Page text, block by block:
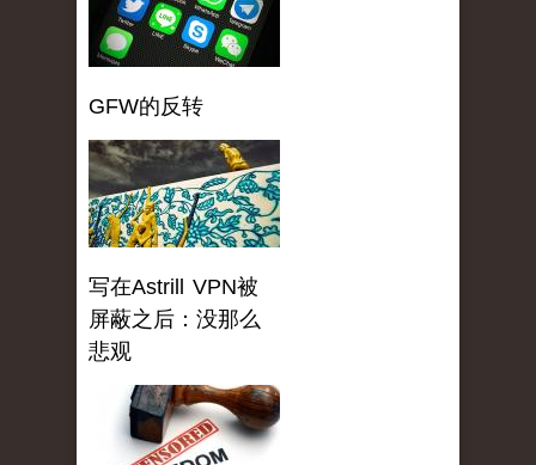
GFW的反转
写在Astrill VPN被
屏蔽之后：没那么
悲观